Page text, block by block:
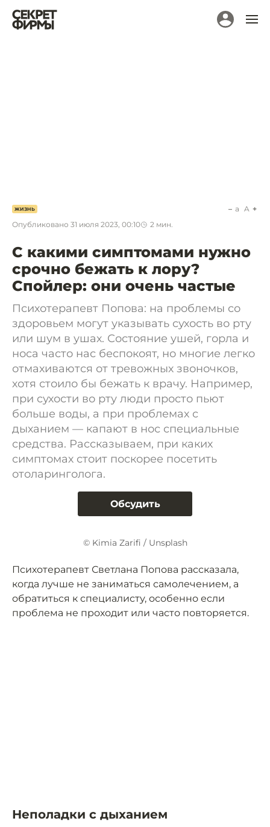
ЖИЗНЬ
Опубликовано 31 июля 2023, 00:10 2 мин.
a A
С какими симптомами нужно
срочно бежать к лору?
Спойлер: они очень частые
Психотерапевт Попова: на проблемы со
здоровьем могут указывать сухость во рту
или шум в ушах. Состояние ушей, горла и
носа часто нас беспокоят, но многие легко
отмахиваются от тревожных звоночков,
хотя стоило бы бежать к врачу. Например,
при сухости во рту люди просто пьют
больше воды, а при проблемах с
дыханием — капают в нос специальные
средства. Рассказываем, при каких
симптомах стоит поскорее посетить
отоларинголога.
Обсудить
© Kimia Zarifi / Unsplash
Психотерапевт Светлана Попова рассказала,
когда лучше не заниматься самолечением, а
обратиться к специалисту, особенно если
проблема не проходит или часто повторяется.
Неполадки с дыханием